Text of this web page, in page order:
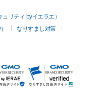
リティ byイエラエ）
なりすまし対策